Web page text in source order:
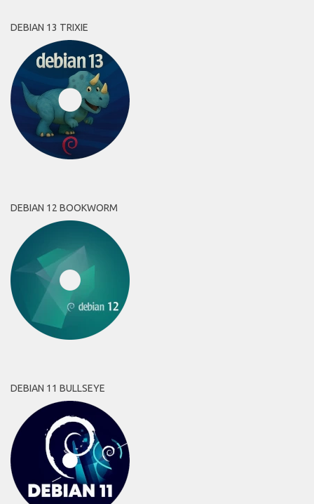
DEBIAN 13 TRIXIE
DEBIAN 12 BOOKWORM
DEBIAN 11 BULLSEYE